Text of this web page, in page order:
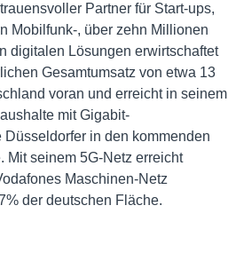
Partner für Start-ups,
Mobilfunk-, über zehn Millionen
digitalen Lösungen erwirtschaftet
Gesamtumsatz von etwa 13
voran und erreicht in seinem
mit Gigabit-
in den kommenden
seinem 5G-Netz erreicht
Maschinen-Netz
der deutschen Fläche.